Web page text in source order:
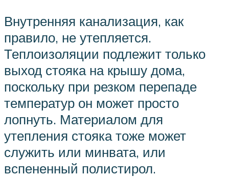
Внутренняя канализация, как
правило, не утепляется.
Теплоизоляции подлежит только
выход стояка на крышу дома,
поскольку при резком перепаде
температур он может просто
лопнуть. Материалом для
утепления стояка тоже может
служить или минвата, или
вспененный полистирол.